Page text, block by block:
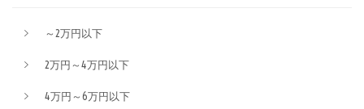
～2万円以下
2万円～4万円以下
4万円～6万円以下